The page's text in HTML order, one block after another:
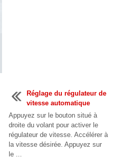
Réglage du régulateur de
vitesse automatique
Appuyez sur le bouton situé à
droite du volant pour activer le
régulateur de vitesse. Accélérer à
la vitesse désirée. Appuyez sur
le ...